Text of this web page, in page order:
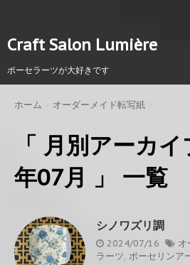
Craft Salon Lumière
ポーセラーツが大好きです
ホーム オーダーメイド転写紙
「 月別アーカ
年07月 」 一覧
シノワズリ調
2024/07/16 オ
ラーツ, ポーセリンア